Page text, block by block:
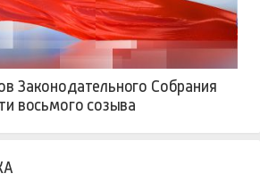
Законодательного Собрания
восьмого созыва